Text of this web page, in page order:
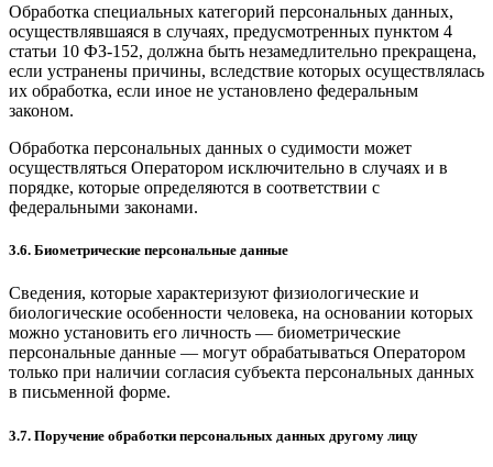
Обработка специальных категорий персональных данных,
осуществлявшаяся в случаях, предусмотренных пунктом 4
статьи 10 ФЗ-152, должна быть незамедлительно прекращена,
если устранены причины, вследствие которых осуществлялась
их обработка, если иное не установлено федеральным
законом.
Обработка персональных данных о судимости может
осуществляться Оператором исключительно в случаях и в
порядке, которые определяются в соответствии с
федеральными законами.
3.6. Биометрические персональные данные
Сведения, которые характеризуют физиологические и
биологические особенности человека, на основании которых
можно установить его личность — биометрические
персональные данные — могут обрабатываться Оператором
только при наличии согласия субъекта персональных данных
в письменной форме.
3.7. Поручение обработки персональных данных другому лицу